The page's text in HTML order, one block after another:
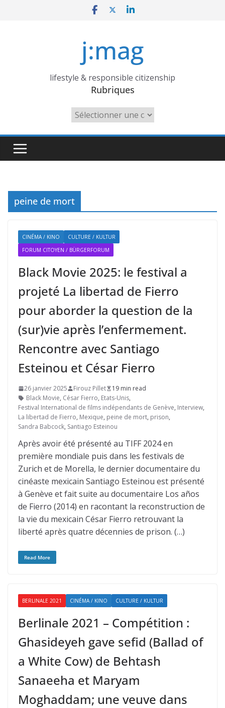
j:mag
lifestyle & responsible citizenship
Rubriques
Rubriques
peine de mort
CINÉMA / KINO
CULTURE / KULTUR
FORUM CITOYEN / BÜRGERFORUM
Black Movie 2025: le festival a
projeté La libertad de Fierro
pour aborder la question de la
(sur)vie après l’enfermement.
Rencontre avec Santiago
Esteinou et César Fierro
26 janvier 2025 Firouz Pillet
19 min read
Black Movie, César Fierro, Etats-Unis,
Festival International de films indépendants de Genève, Interview,
La libertad de Fierro, Mexique, peine de mort, prison,
Sandra Babcock, Santiago Esteinou
Après avoir été présenté au TIFF 2024 en
première mondiale puis dans les festivals de
Zurich et de Morella, le dernier documentaire du
cinéaste mexicain Santiago Esteinou est présenté
à Genève et fait suite au documentaire Los años
de Fierro (2014) en racontant la reconstruction de
la vie du mexicain César Fierro retrouvant la
liberté après quatre décennies de prison. (…)
Read More
BERLINALE 2021 CINÉMA / KINO CULTURE / KULTUR
Berlinale 2021 – Compétition :
Ghasideyeh gave sefid (Ballad of
a White Cow) de Behtash
Sanaeeha et Maryam
Moghaddam; une veuve dans